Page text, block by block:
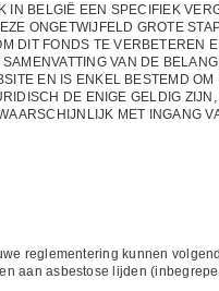
IN BELGIË EEN SPECIFIEK
ONGETWIJFELD GROTE
DIT FONDS TE VERBETEREN
VAN DE
EN IS ENKEL BESTEMD
DE ENIGE GELDIG
MET INGANG
reglementering kunnen
aan asbestose lijden